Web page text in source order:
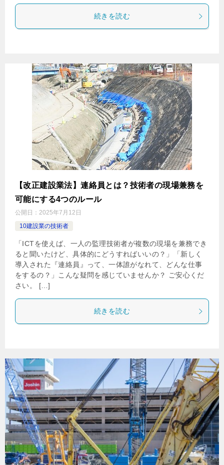
続きを読む
【改正建設業法】連絡員とは？技術者の現場兼務を
可能にする4つのルール
公開日： 2025年7月12日
10建設業の技術者
「ICTを使えば、一人の監理技術者が複数の現場を兼務でき
ると聞いたけど、具体的にどうすればいいの？」「新しく
導入された『連絡員』って、一体誰がなれて、どんな仕事
をするの？」こんな疑問を感じていませんか？ ご安心くだ
さい。 […]
続きを読む